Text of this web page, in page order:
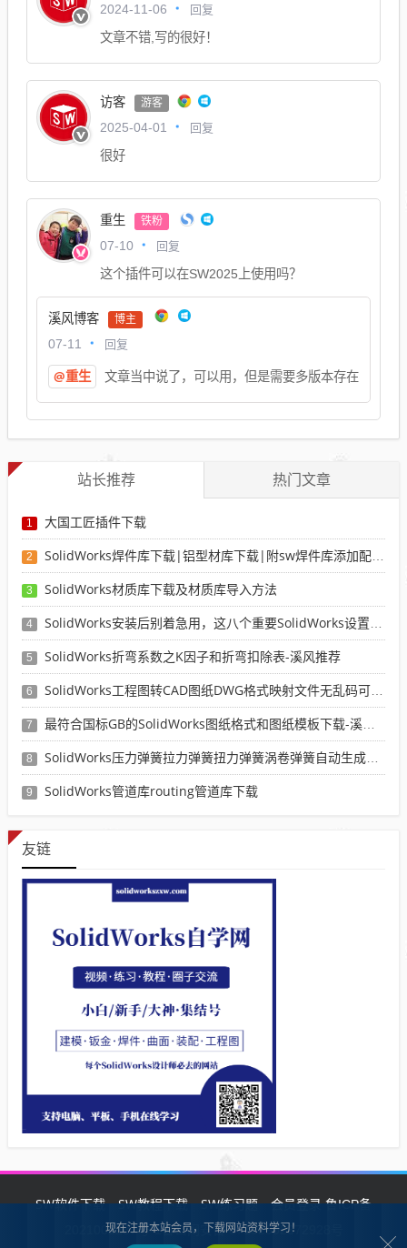
2024-11-06 回复
文章不错,写的很好！
访客 游客
2025-04-01 回复
很好
重生 铁粉
07-10 回复
这个插件可以在SW2025上使用吗？
溪风博客 博主
07-11 回复
@重生 文章当中说了，可以用，但是需要多版本存在
站长推荐 热门文章
1 大国工匠插件下载
2 SolidWorks焊件库下载|铝型材库下载|附sw焊件库添加配置使用教程
3 SolidWorks材质库下载及材质库导入方法
4 SolidWorks安装后别着急用，这八个重要SolidWorks设置可以提高你的画图效率
5 SolidWorks折弯系数之K因子和折弯扣除表-溪风推荐
6 SolidWorks工程图转CAD图纸DWG格式映射文件无乱码可分层-溪风亲测推荐
7 最符合国标GB的SolidWorks图纸格式和图纸模板下载-溪风专用版
8 SolidWorks压力弹簧拉力弹簧扭力弹簧涡卷弹簧自动生成宏程序下载
9 SolidWorks管道库routing管道库下载
友链
SW软件下载 SW教程下载 SW练习题 会员登录鲁ICP备
2021002287号-1鲁公网安备 37132902372928号
现在注册本站会员，下载网站资料学习！